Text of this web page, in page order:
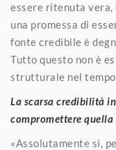
essere ritenuta
una promessa di
fonte credibile è
Tutto questo non è
strutturale nel
La scarsa credibilità
compromettere quella
«Assolutamente sì,